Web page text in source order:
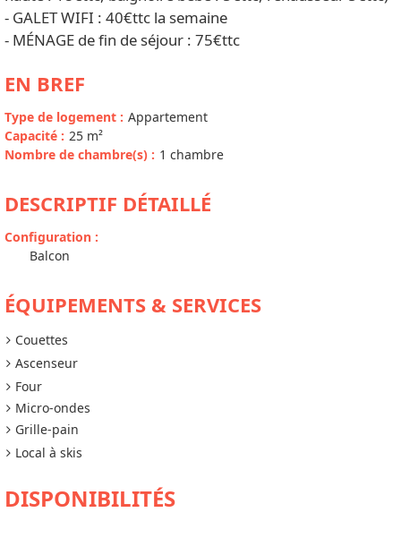
- GALET WIFI : 40€ttc la semaine
- MÉNAGE de fin de séjour : 75€ttc
EN BREF
Type de logement : Appartement
Capacité : 25 m²
Nombre de chambre(s) : 1 chambre
DESCRIPTIF DÉTAILLÉ
Configuration :
Balcon
ÉQUIPEMENTS & SERVICES
Couettes
Ascenseur
Four
Micro-ondes
Grille-pain
Local à skis
DISPONIBILITÉS